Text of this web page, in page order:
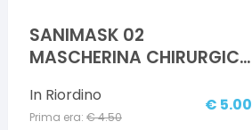
SANIMASK 02
MASCHERINA CHIRURGICA
In Riordino
Prima era: €4.50
€ 5.00